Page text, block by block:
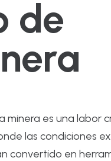
de
minera es una labor
las condiciones
convertido en